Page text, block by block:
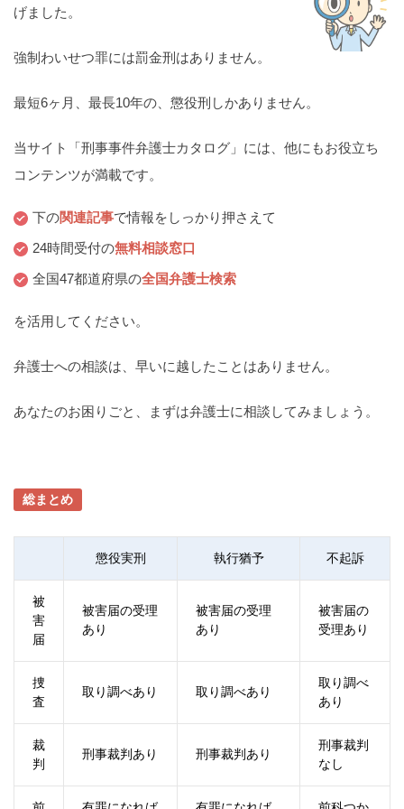
げました。
強制わいせつ罪には罰金刑はありません。
最短6ヶ月、最長10年の、懲役刑しかありません。
当サイト「刑事事件弁護士カタログ」には、他にもお役立ち
コンテンツが満載です。
下の関連記事で情報をしっかり押さえて
24時間受付の無料相談窓口
全国47都道府県の全国弁護士検索
を活用してください。
弁護士への相談は、早いに越したことはありません。
あなたのお困りごと、まずは弁護士に相談してみましょう。
総まとめ
懲役実刑 執行猶予 不起訴
被
害
届
被害届の受理
あり
被害届の受理
あり
被害届の
受理あり
捜
査
取り調べあり 取り調べあり
取り調べ
あり
裁
判
刑事裁判あり 刑事裁判あり
刑事裁判
なし